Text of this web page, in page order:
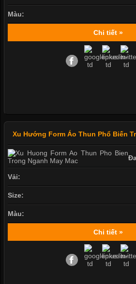
Màu:
Chi tiết »
Xu Hướng Form Áo Thun Phổ Biến
Vải:
Size:
Màu:
Chi tiết »